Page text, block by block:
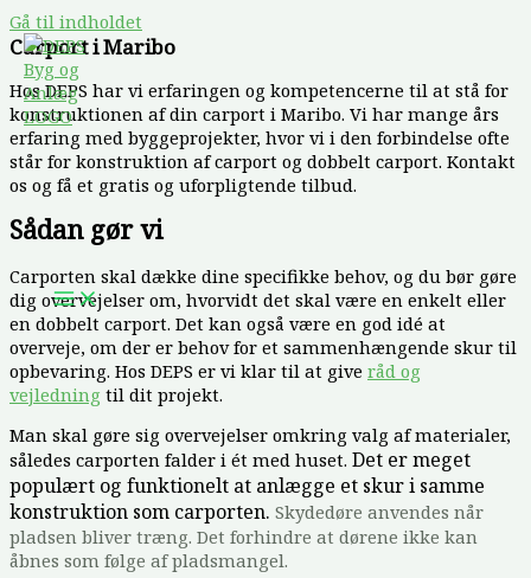
Gå til indholdet
Carport i Maribo
Hos DEPS har vi erfaringen og kompetencerne til at stå for
konstruktionen af din carport i Maribo. Vi har mange års
erfaring med byggeprojekter, hvor vi i den forbindelse ofte
står for konstruktion af carport og dobbelt carport. Kontakt
os og få et gratis og uforpligtende tilbud.
Sådan gør vi
Carporten skal dække dine specifikke behov, og du bør gøre
dig overvejelser om, hvorvidt det skal være en enkelt eller
en dobbelt carport. Det kan også være en god idé at
overveje, om der er behov for et sammenhængende skur til
opbevaring. Hos DEPS er vi klar til at give råd og
vejledning til dit projekt.
Man skal gøre sig overvejelser omkring valg af materialer,
således carporten falder i ét med huset. Det er meget
populært og funktionelt at anlægge et skur i samme
konstruktion som carporten. Skydedøre anvendes når
pladsen bliver træng. Det forhindre at dørene ikke kan
åbnes som følge af pladsmangel.